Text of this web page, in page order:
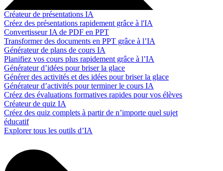
Créateur de présentations IA
Créez des présentations rapidement grâce à l'IA
Convertisseur IA de PDF en PPT
Transformer des documents en PPT grâce à l’IA
Générateur de plans de cours IA
Planifiez vos cours plus rapidement grâce à l’IA
Générateur d’idées pour briser la glace
Générer des activités et des idées pour briser la glace
Générateur d’activités pour terminer le cours IA
Créez des évaluations formatives rapides pour vos élèves
Créateur de quiz IA
Créez des quiz complets à partir de n’importe quel sujet
éducatif
Explorer tous les outils d’IA